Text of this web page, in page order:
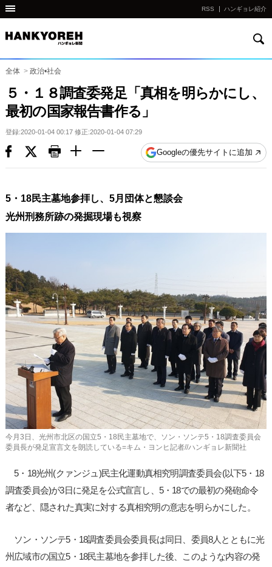
他
国
の
サ
イ
ト
の
リ
ク
다
라
사
이
트
링
크
RSS ハンギョレ紹介
全体 > 政治•社会
５・１８調査委発足「真相を明らかにし、
最初の国家報告書作る」
登録:2020-01-04 00:17 修正:2020-01-04 07:29
Googleの優先サイトに追加
5・18民主墓地参拝し、5月団体と懇談会
光州刑務所跡の発掘現場も視察
今月3日、光州市北区の国立5・18民主墓地で、ソン・ソンテ5・18調査委員会
委員長が発足宣言文を朗読している=キム・ヨンヒ記者//ハンギョレ新聞社
5・18光州(クァンジュ)民主化運動真相究明調査委員会(以下5・18
調査委員会)が3日に発足を公式宣言し、5・18での最初の発砲命令
者など、隠された真実に対する真相究明の意志を明らかにした。
ソン・ソンテ5・18調査委員会委員長は同日、委員8人とともに光
州広域市の国立5・18民主墓地を参拝した後、このような内容の発